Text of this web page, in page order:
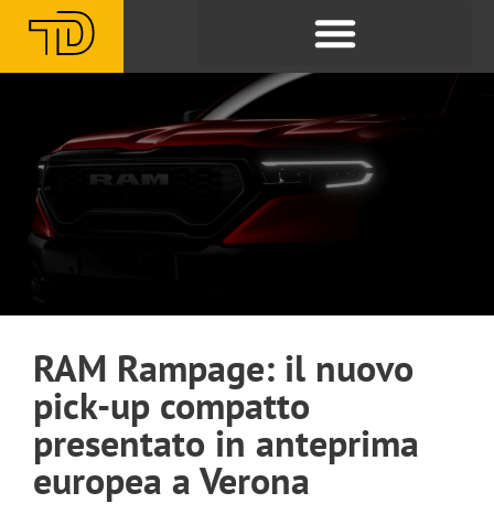
RAM Rampage: il nuovo
pick-up compatto
presentato in anteprima
europea a Verona